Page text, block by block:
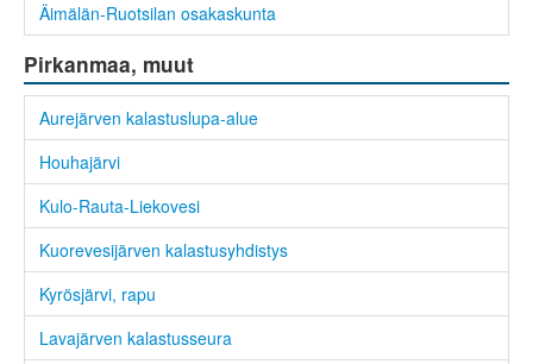
Äimälän-Ruotsilan osakaskunta
Pirkanmaa, muut
Aurejärven kalastuslupa-alue
Houhajärvi
Kulo-Rauta-Liekovesi
Kuorevesijärven kalastusyhdistys
Kyrösjärvi, rapu
Lavajärven kalastusseura